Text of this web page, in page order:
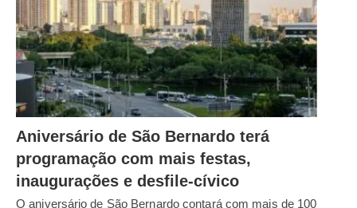
Aniversário de São Bernardo terá
programação com mais festas,
inaugurações e desfile-cívico
O aniversário de São Bernardo contará com mais de 100